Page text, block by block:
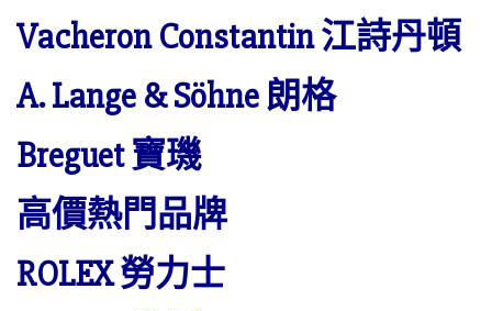
Vacheron Constantin 江詩丹頓
A. Lange & Söhne 朗格
Breguet 寶璣
高價熱門品牌
ROLEX 勞力士